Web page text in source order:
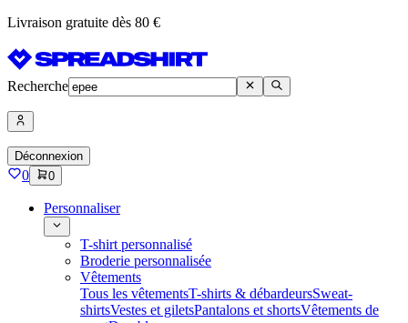
Livraison gratuite dès 80 €
Recherche
Déconnexion
0 0
Personnaliser
T-shirt personnalisé
Broderie personnalisée
Vêtements
Tous les vêtementsT-shirts & débardeursSweat-
shirtsVestes et giletsPantalons et shortsVêtements de